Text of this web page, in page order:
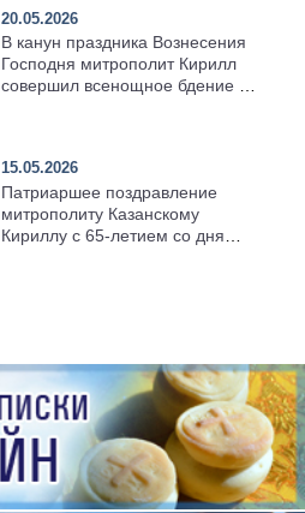
20.05.2026
В канун праздника Вознесения
Господня митрополит Кирилл
совершил всенощное бдение в
15.05.2026
Патриаршее поздравление
митрополиту Казанскому
Кириллу с 65-летием со дня